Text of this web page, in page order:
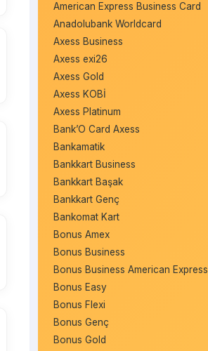
American Express Business Card
Anadolubank Worldcard
Axess Business
Axess exi26
Axess Gold
Axess KOBİ
Axess Platinum
Bank’O Card Axess
Bankamatik
Bankkart Business
Bankkart Başak
Bankkart Genç
Bankomat Kart
Bonus Amex
Bonus Business
Bonus Business American Express
Bonus Easy
Bonus Flexi
Bonus Genç
Bonus Gold